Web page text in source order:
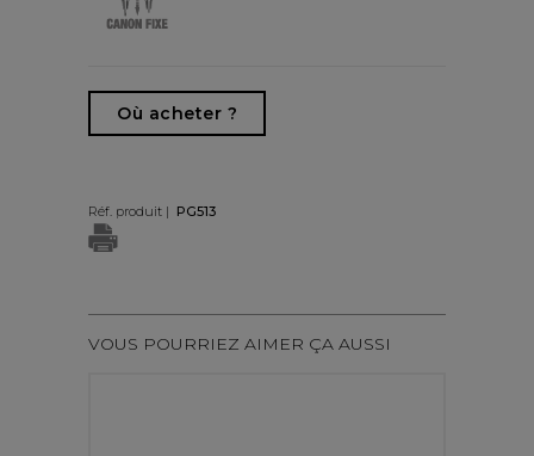
Où acheter ?
Réf. produit | PG513
VOUS POURRIEZ AIMER ÇA AUSSI